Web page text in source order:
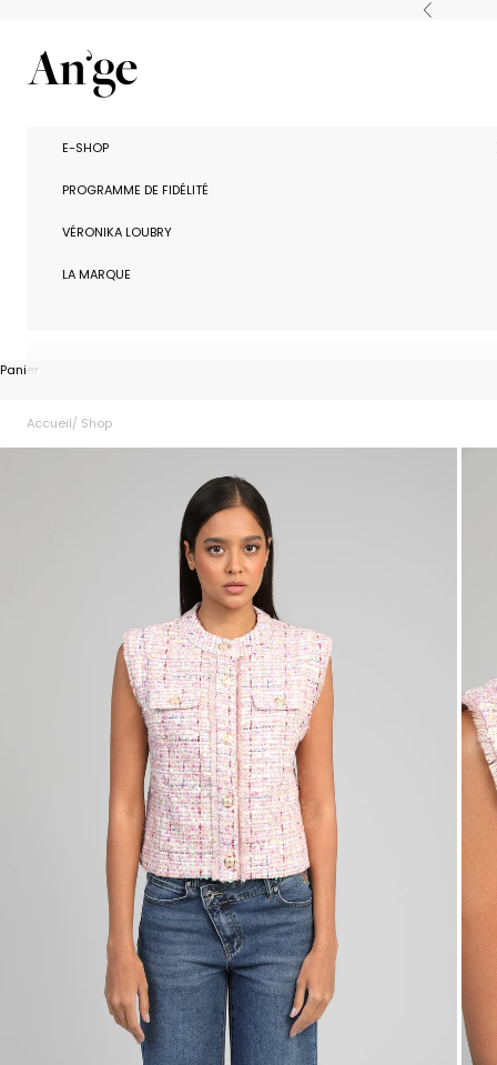
Précédent
Ange Paris
E-SHOP
PROGRAMME DE FIDÉLITÉ
VÉRONIKA LOUBRY
LA MARQUE
Panier
Accueil
Shop